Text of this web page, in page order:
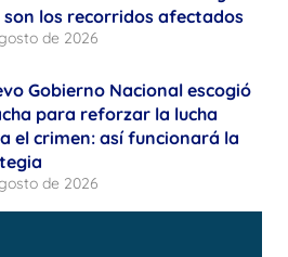
son los recorridos afectados
de 2026
Gobierno Nacional escogió
para reforzar la lucha
el crimen: así funcionará la
de 2026